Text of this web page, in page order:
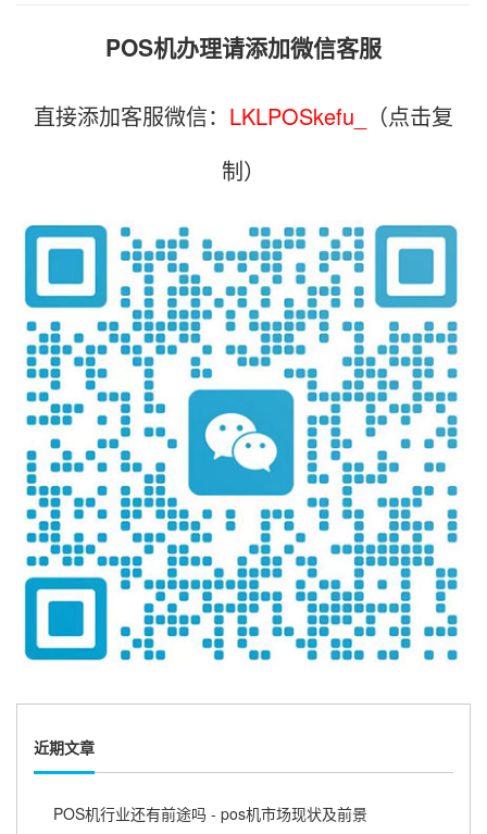
POS机办理请添加微信客服
直接添加客服微信： LKLPOSkefu_
（点击复
制）
近期文章
POS机行业还有前途吗 - pos机市场现状及前景